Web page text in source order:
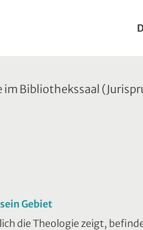
im Bibliothekssaal
Gebiet
die Theologie zeigt,